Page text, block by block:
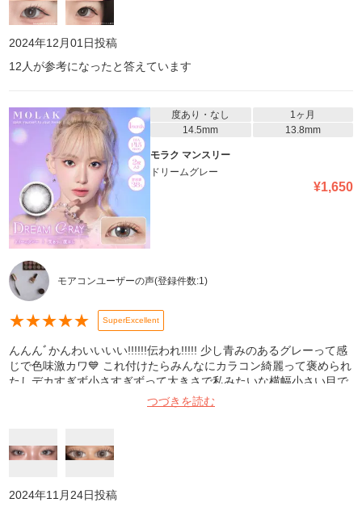
し抑えめのグレーカラコン探してるなら ミューグレージュおすすめ
かな！ 若干ベージュも混ざってるから挑戦しやすいと思います！
私がもう少し改善してほしいなって思ったところは 乾きやすいです
かね...！ドライアイやないのに 長時間付けてたら乾くから少し痛
い...｡カラコン用の目薬いる...笑笑 我慢できることやからリピはあ
2024年12月01日投稿
12 人が参考になったと答えています
度あり・なし
1ヶ月
14.5mm
13.8mm
モラク マンスリー
ドリームグレー
¥1,650
モアコンユーザーの声(登録件数:1)
★★★★★ SuperExcellent
んんんﾞかんわいいいい!!!!!!伝われ!!!!! 少し青みのあるグレーって感
じで色味激カワ💙 これ付けたらみんなにカラコン綺麗って褒められ
たしデカすぎず小さすぎずって大きさで私みたいな横幅小さい目で
もいけました👍🏻多分イエベ春だけど別に浮かないです！(思い込み
かな？) まあとりま可愛いからおすすめでしゅ〜🫶🏻
つづきを読む
2024年11月24日投稿